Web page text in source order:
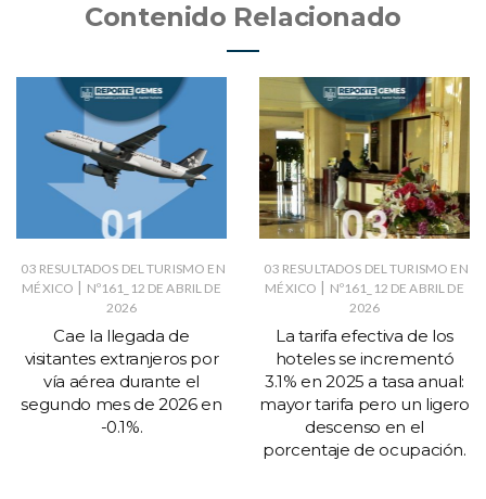
Contenido Relacionado
03 RESULTADOS DEL TURISMO EN
MÉXICO
Nº161_12 DE ABRIL DE
2026
Cae la llegada de
visitantes extranjeros por
vía aérea durante el
segundo mes de 2026 en
-0.1%.
03 RESULTADOS DEL TURISMO EN
MÉXICO
Nº161_12 DE ABRIL DE
2026
La tarifa efectiva de los
hoteles se incrementó
3.1% en 2025 a tasa anual:
mayor tarifa pero un ligero
descenso en el
porcentaje de ocupación.